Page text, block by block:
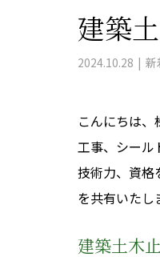
建築
2024.10.28 新
こんにちは
工事、シール
技術力、資格
を共有いたし
建築土木